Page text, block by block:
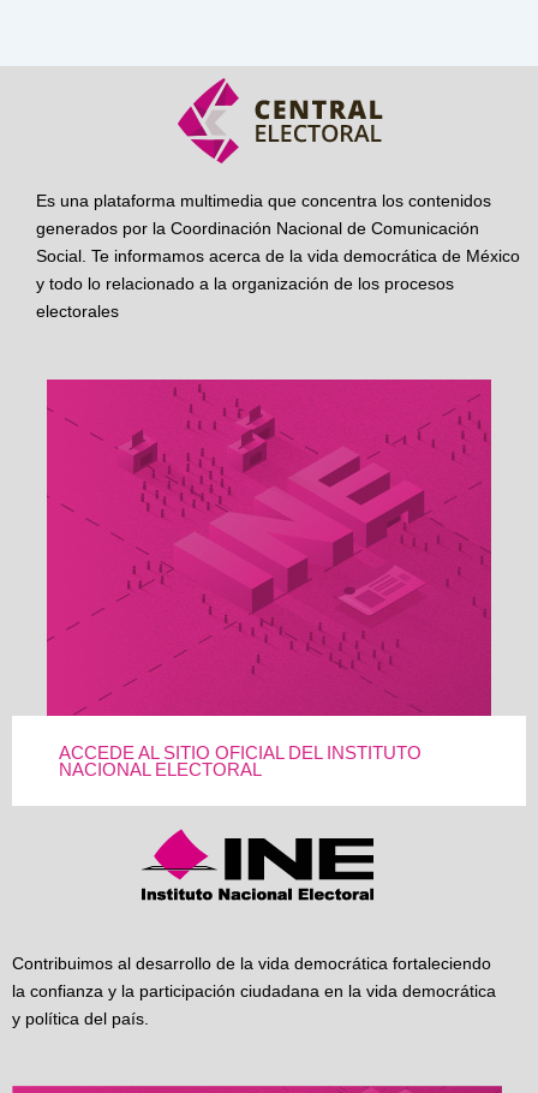
Es una plataforma multimedia que concentra los contenidos
generados por la Coordinación Nacional de Comunicación
Social. Te informamos acerca de la vida democrática de México
y todo lo relacionado a la organización de los procesos
electorales
ACCEDE AL SITIO OFICIAL DEL INSTITUTO
NACIONAL ELECTORAL
Contribuimos al desarrollo de la vida democrática fortaleciendo
la confianza y la participación ciudadana en la vida democrática
y política del país.